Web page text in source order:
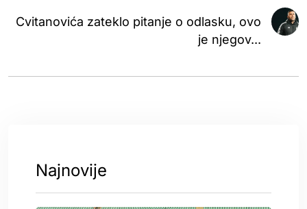
Cvitanovića zateklo pitanje o odlasku, ovo
je njegov...
Najnovije